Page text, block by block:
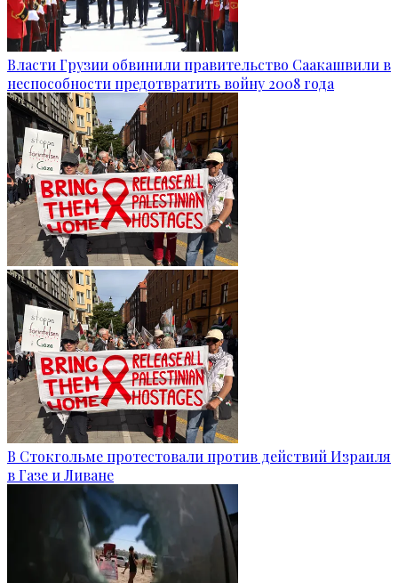
Власти Грузии обвинили правительство Саакашвили в
неспособности предотвратить войну 2008 года
В Стокгольме протестовали против действий Израиля
в Газе и Ливане